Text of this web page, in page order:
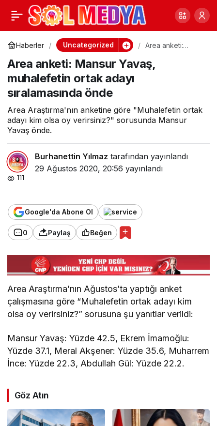
Haberler Uncategorized
Area anketi:
muhalefetin ortak
adayı
Area anketi: Mansur Yavaş,
muhalefetin ortak adayı
sıralamasında önde
Area Araştırma'nın anketine göre "Muhalefetin ortak
adayı kim olsa oy verirsiniz?" sorusunda Mansur
Yavaş önde.
Burhanettin Yılmaz tarafından yayınlandı
29 Ağustos 2020, 20:56 yayınlandı
111
Google'da Abone Ol
0 Paylaş Beğen
Area Araştırma’nın Ağustos’ta yaptığı anket
çalışmasına göre “Muhalefetin ortak adayı kim
olsa oy verirsiniz?” sorusuna şu yanıtlar verildi:
Mansur Yavaş: Yüzde 42.5, Ekrem İmamoğlu:
Yüzde 37.1, Meral Akşener: Yüzde 35.6, Muharrem
İnce: Yüzde 22.3, Abdullah Gül: Yüzde 22.2.
Göz Atın
Hüseyin Baş’tan tarihi
hatırlatma:’Milli
bayramlarını
kutlayamayanlar,dini
bayramlarını
kutlayamaz’
0 Paylaş